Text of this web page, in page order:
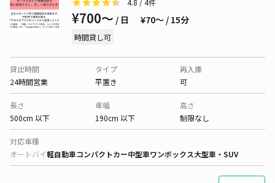
4.8 / 4件
¥700〜 / 日 ¥70〜 / 15分
時間貸し可
貸出時間
24時間営業
タイプ
平置き
再入庫
可
長さ
500cm 以下
車幅
190cm 以下
高さ
制限なし
対応車種
オートバイ軽自動車コンパクトカー中型車ワンボックス大型車・SUV